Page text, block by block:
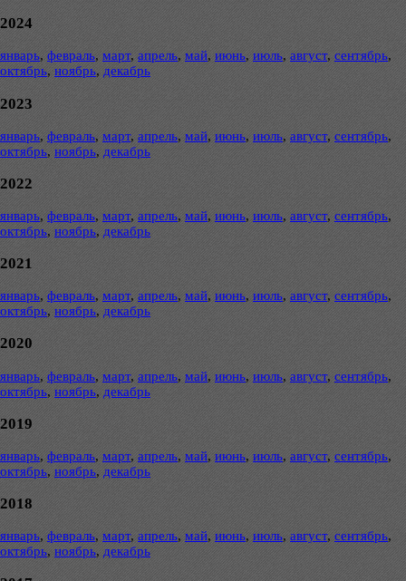
2024
январь, февраль, март, апрель, май, июнь, июль, август, сентябрь,
октябрь, ноябрь, декабрь
2023
январь, февраль, март, апрель, май, июнь, июль, август, сентябрь,
октябрь, ноябрь, декабрь
2022
январь, февраль, март, апрель, май, июнь, июль, август, сентябрь,
октябрь, ноябрь, декабрь
2021
январь, февраль, март, апрель, май, июнь, июль, август, сентябрь,
октябрь, ноябрь, декабрь
2020
январь, февраль, март, апрель, май, июнь, июль, август, сентябрь,
октябрь, ноябрь, декабрь
2019
январь, февраль, март, апрель, май, июнь, июль, август, сентябрь,
октябрь, ноябрь, декабрь
2018
январь, февраль, март, апрель, май, июнь, июль, август, сентябрь,
октябрь, ноябрь, декабрь